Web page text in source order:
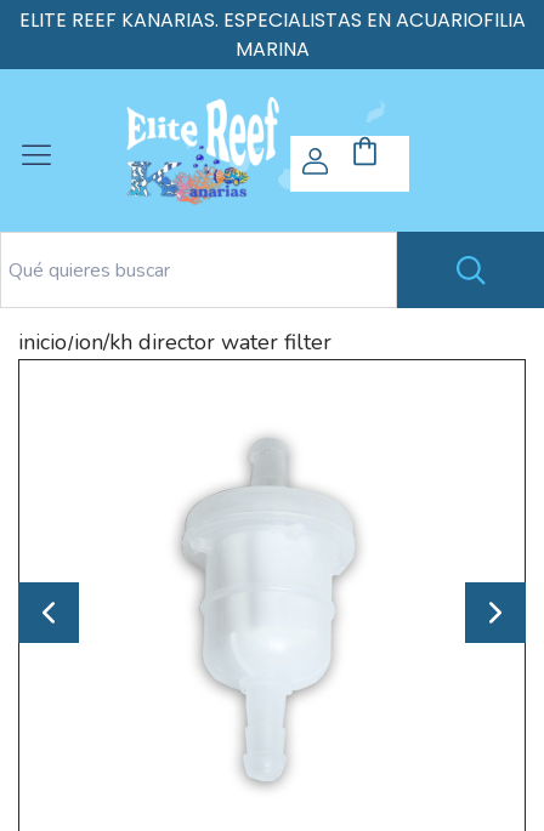
ELITE REEF KANARIAS. ESPECIALISTAS EN ACUARIOFILIA
MARINA
inicio/ion/kh director water filter